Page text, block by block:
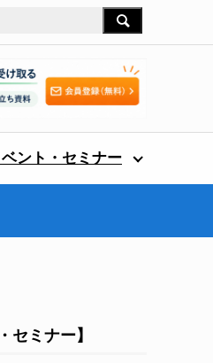
ント・セミナー
セミナー】